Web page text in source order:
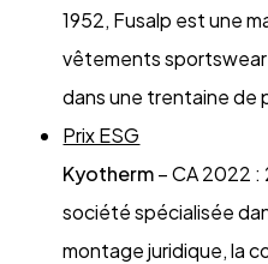
1952, Fusalp est une
vêtements
dans une trentaine de
Prix ESG
Kyotherm– CA 2022
société spécialisée
montage juridique, la